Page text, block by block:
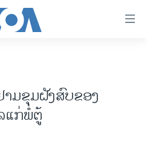
ະລັດ 2024
ມຂຸມຝັງສົບຂອງ
ແກ່ພໍ່ຕູ້